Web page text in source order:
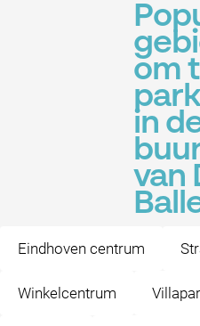
om
in
van
Eindhoven centrum
Winkelcentrum